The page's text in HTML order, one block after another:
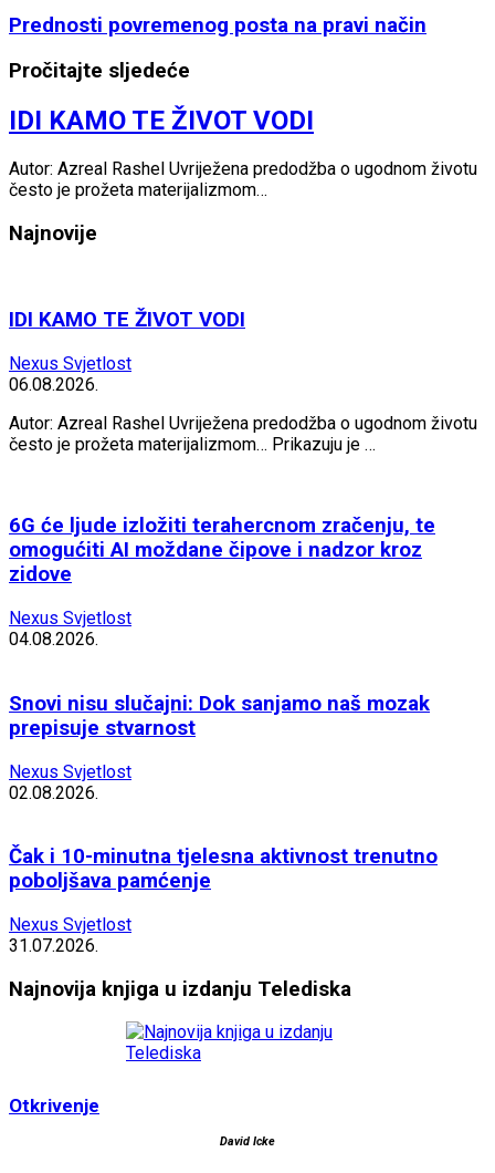
Prednosti povremenog posta na pravi način
Pročitajte sljedeće
IDI KAMO TE ŽIVOT VODI
Autor: Azreal Rashel Uvriježena predodžba o ugodnom životu
često je prožeta materijalizmom…
Najnovije
IDI KAMO TE ŽIVOT VODI
Nexus Svjetlost
06.08.2026.
Autor: Azreal Rashel Uvriježena predodžba o ugodnom životu
često je prožeta materijalizmom… Prikazuju je …
6G će ljude izložiti terahercnom zračenju, te
omogućiti AI moždane čipove i nadzor kroz
zidove
Nexus Svjetlost
04.08.2026.
Snovi nisu slučajni: Dok sanjamo naš mozak
prepisuje stvarnost
Nexus Svjetlost
02.08.2026.
Čak i 10-minutna tjelesna aktivnost trenutno
poboljšava pamćenje
Nexus Svjetlost
31.07.2026.
Najnovija knjiga u izdanju Telediska
Otkrivenje
David Icke